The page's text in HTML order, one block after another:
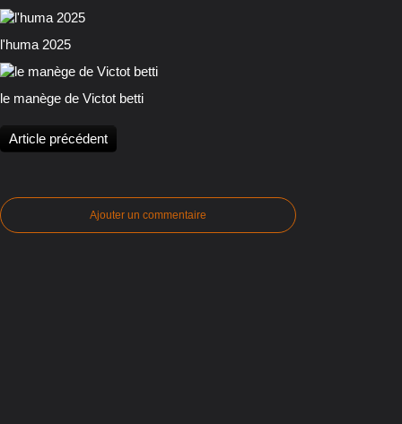
l'huma 2025
le manège de Victot betti
Article précédent
Ajouter un commentaire